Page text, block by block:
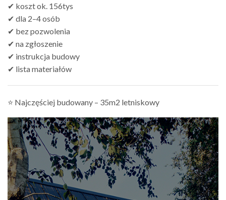
✔ koszt ok. 156tys
✔ dla 2–4 osób
✔ bez pozwolenia
✔ na zgłoszenie
✔ instrukcja budowy
✔ lista materiałów
⭐ Najczęściej budowany – 35m2 letniskowy